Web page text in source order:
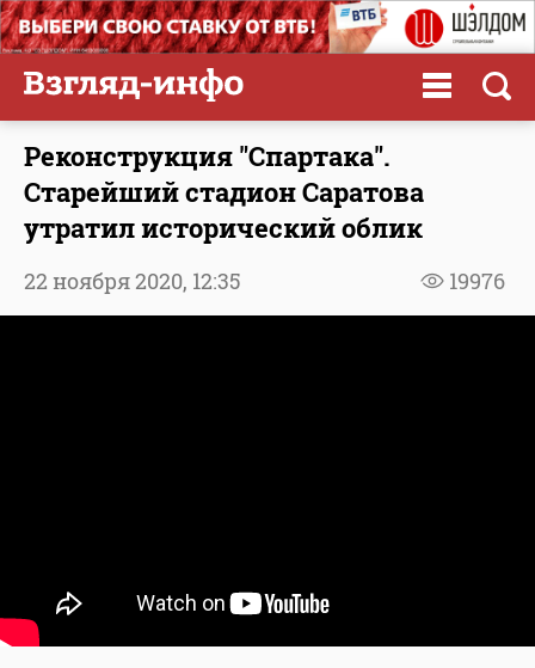
Реконструкция "Спартака".
Старейший стадион Саратова
утратил исторический облик
19976
22 ноября 2020, 12:35